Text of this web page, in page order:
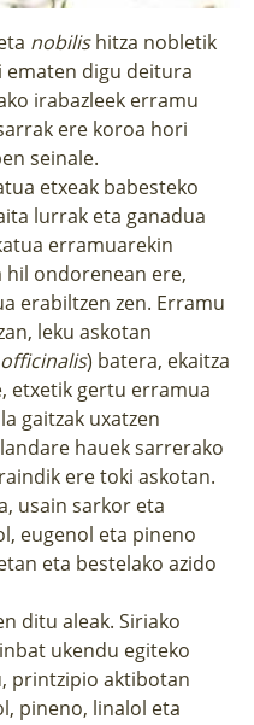
nobilishitza nobletik
digu deitura
irabazleek erramu
ere koroa hori
seinale.
etxeak babesteko
lurrak eta ganadua
erramuarekin
hil ondorenean ere,
erabiltzen zen. Erramu
leku askotan
) batera, ekaitza
etxetik gertu erramua
gaitzak uxatzen
hauek sarrerako
ere toki askotan.
usain sarkor eta
eugenol eta pineno
eta bestelako azido
ditu aleak. Siriako
ukendu egiteko
printzipio aktibotan
pineno, linalol eta